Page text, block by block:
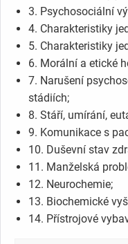
3. Psychosociální
4. Charakteristiky
5. Charakteristiky
6. Morální a etické
7. Narušení
stádiích;
8. Stáří, umírání,
9. Komunikace s
10. Duševní stav
11. Manželská
12. Neurochemie;
13. Biochemické
14. Přístrojové